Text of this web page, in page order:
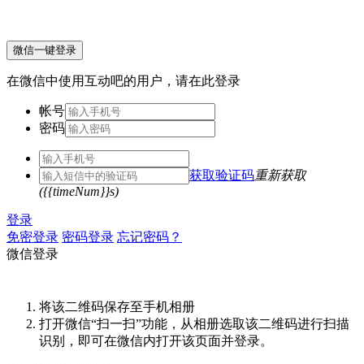
微信一键登录
在微信中使用互动吧的用户，请在此登录
帐号
密码
获取验证码重新获取
({{timeNum}}s)
登录
免密登录 密码登录 忘记密码？
微信登录
将该二维码保存至手机相册
打开微信“扫一扫”功能，从相册选取该二维码进行扫描
识别，即可在微信内打开该页面并登录。